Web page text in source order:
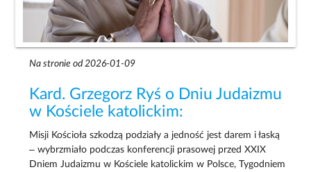
Na stronie od 2026-01-09
Kard. Grzegorz Ryś o Dniu Judaizmu
w Kościele katolickim:
Misji Kościoła szkodzą podziały a jedność jest darem i łaską
– wybrzmiało podczas konferencji prasowej przed XXIX
Dniem Judaizmu w Kościele katolickim w Polsce, Tygodniem